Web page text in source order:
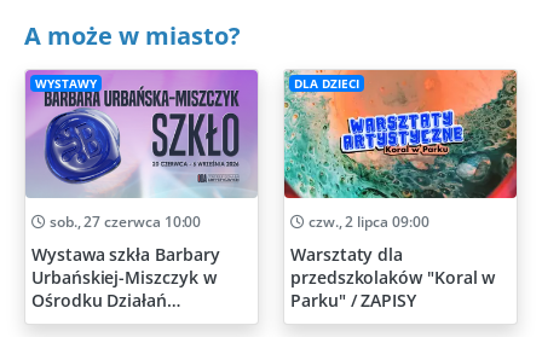
A może w miasto?
WYSTAWY
sob., 27 czerwca 10:00
Wystawa szkła Barbary
Urbańskiej-Miszczyk w
Ośrodku Działań
Artystycznych
DLA DZIECI
czw., 2 lipca 09:00
Warsztaty dla
przedszkolaków "Koral w
Parku" / ZAPISY